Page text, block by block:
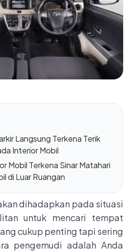
Langsung Terkena Terik
Interior Mobil
Mobil Terkena Sinar Matahari
di Luar Ruangan
dihadapkan pada situasi
untuk mencari tempat
cukup penting tapi sering
pengemudi adalah Anda